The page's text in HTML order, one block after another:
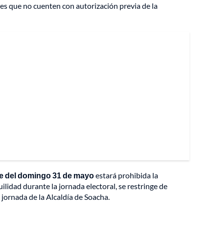
que no cuenten con autorización previa de la
del domingo 31 de mayoestará prohibida la
durante la jornada electoral, se restringe de
de la Alcaldía de Soacha.